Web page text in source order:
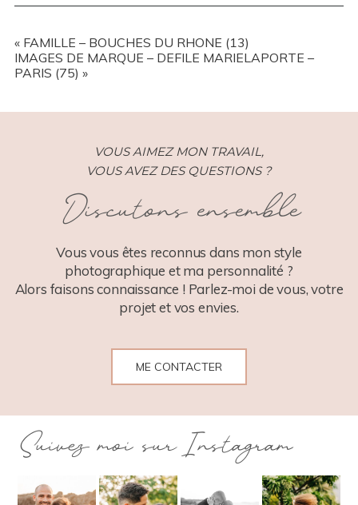
« FAMILLE – BOUCHES DU RHONE (13)
IMAGES DE MARQUE – DEFILE MARIELAPORTE –
PARIS (75) »
VOUS AIMEZ MON TRAVAIL,
VOUS AVEZ DES QUESTIONS ?
Discutons ensemble
Vous vous êtes reconnus dans mon style
photographique et ma personnalité ?
Alors faisons connaissance ! Parlez-moi de vous, votre
projet et vos envies.
ME CONTACTER
Suivez moi sur Instagram